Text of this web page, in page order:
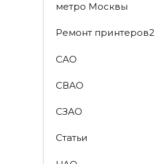
метро Москвы
Ремонт принтеров2
САО
СВАО
СЗАО
Статьи